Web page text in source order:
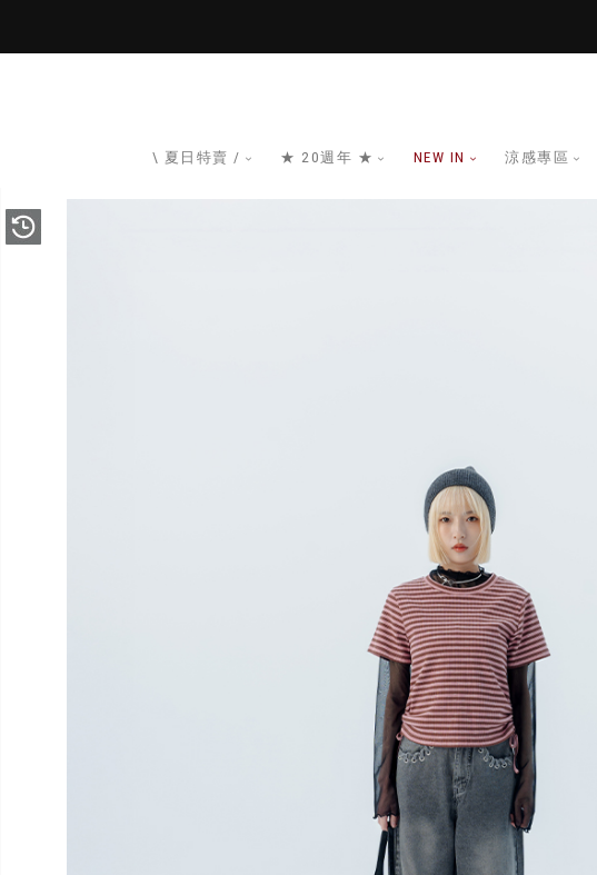
\ 夏日特賣 / ★ 20週年 ★ NEW IN 涼感專區